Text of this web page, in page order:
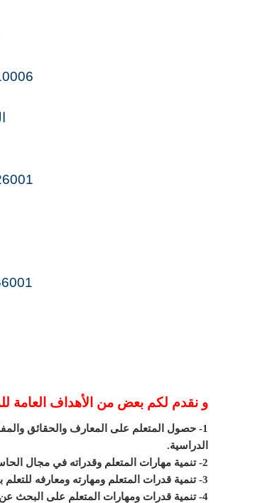
و نقدم لكم بعض من الأهداف العامة
1- حصول المتعلم على المعارف والحقائق
الدراسية.
2- تنمية مهارات المتعلم وقدراته في مجال الحاسب وتطبيقاته لزيادة الإنتاجية الفردية.
3- تنمية قدرات المتعلم ومهارته ومعارفه للتعلم بمساعدة الحاسب.
4- تنمية قدرات ومهارات المتعلم على البحث عن